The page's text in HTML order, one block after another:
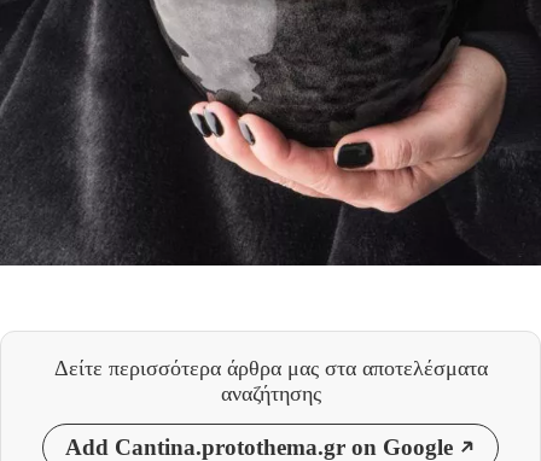
Δείτε περισσότερα άρθρα μας στα αποτελέσματα
αναζήτησης
Add Cantina.protothema.gr on Google